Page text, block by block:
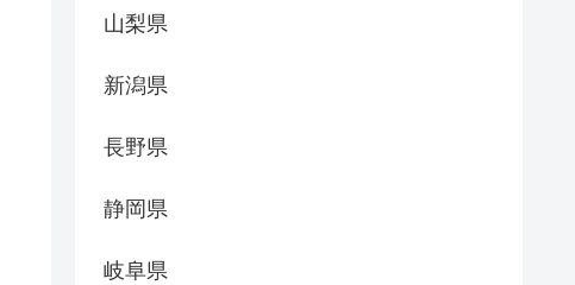
山梨県
新潟県
長野県
静岡県
岐阜県